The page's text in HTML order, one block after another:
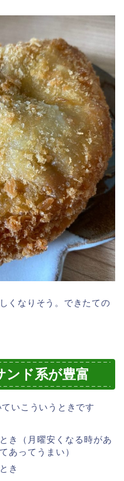
くなりそう。できたての
ンド系が豊富
いこういうときです
き（月曜安くなる時があ
あってうまい）
き